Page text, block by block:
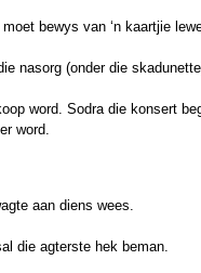
bewys van ‘n kaartjie
nasorg (onder die
word. Sodra die konsert
word.
aan diens wees.
die agterste hek beman.